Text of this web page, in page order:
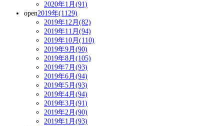
2020年1月(91)
open2019年(1129)
2019年12月(82)
2019年11月(94)
2019年10月(110)
2019年9月(90)
2019年8月(105)
2019年7月(93)
2019年6月(94)
2019年5月(93)
2019年4月(94)
2019年3月(91)
2019年2月(90)
2019年1月(93)